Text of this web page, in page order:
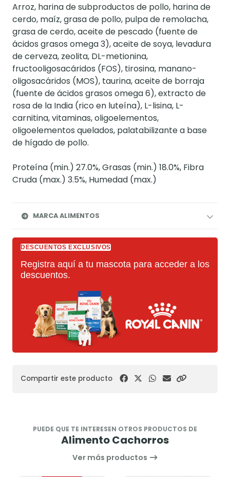
Arroz, harina de subproductos de pollo, harina de
cerdo, maíz, grasa de pollo, pulpa de remolacha,
grasa de cerdo, aceite de pescado (fuente de
ácidos grasos omega 3), aceite de soya, levadura
de cerveza, zeolita, DL-metionina,
fructooligosacáridos (FOS), tirosina, manano-
oligosacáridos (MOS), taurina, aceite de borraja
(fuente de ácidos grasos omega 6), extracto de
rosa de la India (rico en luteína), L-lisina, L-
carnitina, vitaminas, oligoelementos,
oligoelementos quelados, palatabilizante a base
de hígado de pollo.
Proteína (min.) 27.0%, Grasas (min.) 18.0%, Fibra
Cruda (max.) 3.5%, Humedad (max.)
MARCA ALIMENTOS
DESCUENTOS EXCLUSIVOS
Registra aquí a tu mascota para acceder a los
descuentos.
Compartir este producto
PUEDE QUE TE INTERESEN OTROS PRODUCTOS DE
Alimento Cachorros
Ver más productos